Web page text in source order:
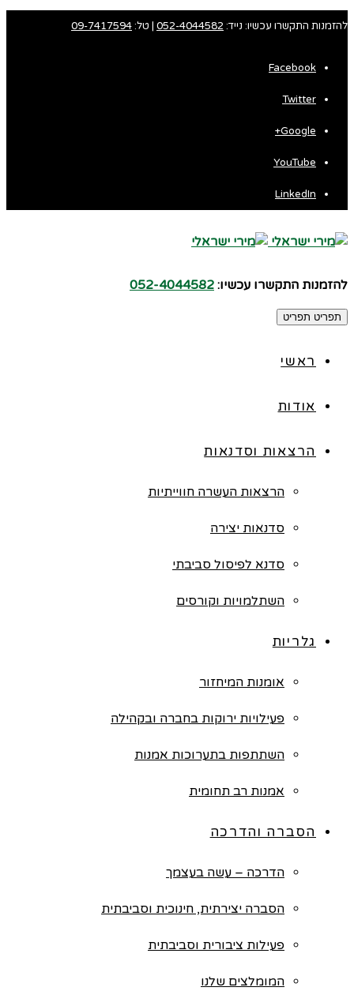
להזמנות התקשרו עכשיו: נייד: 052-4044582 | טל:09-7417594
Facebook
Twitter
Google+
YouTube
LinkedIn
להזמנות התקשרו עכשיו: 052-4044582
תפריט תפריט
ראשי
אודות
הרצאות וסדנאות
הרצאות העשרה חווייתיות
סדנאות יצירה
סדנא לפיסול סביבתי
השתלמויות וקורסים
גלריות
אומנות המיחזור
פעילויות ירוקות בחברה ובקהילה
השתתפות בתערוכות אמנות
אמנות רב תחומית
הסברה והדרכה
הדרכה – עשה בעצמך
הסברה יצירתית, חינוכית וסביבתית
פעילות ציבורית וסביבתית
המומלצים שלנו